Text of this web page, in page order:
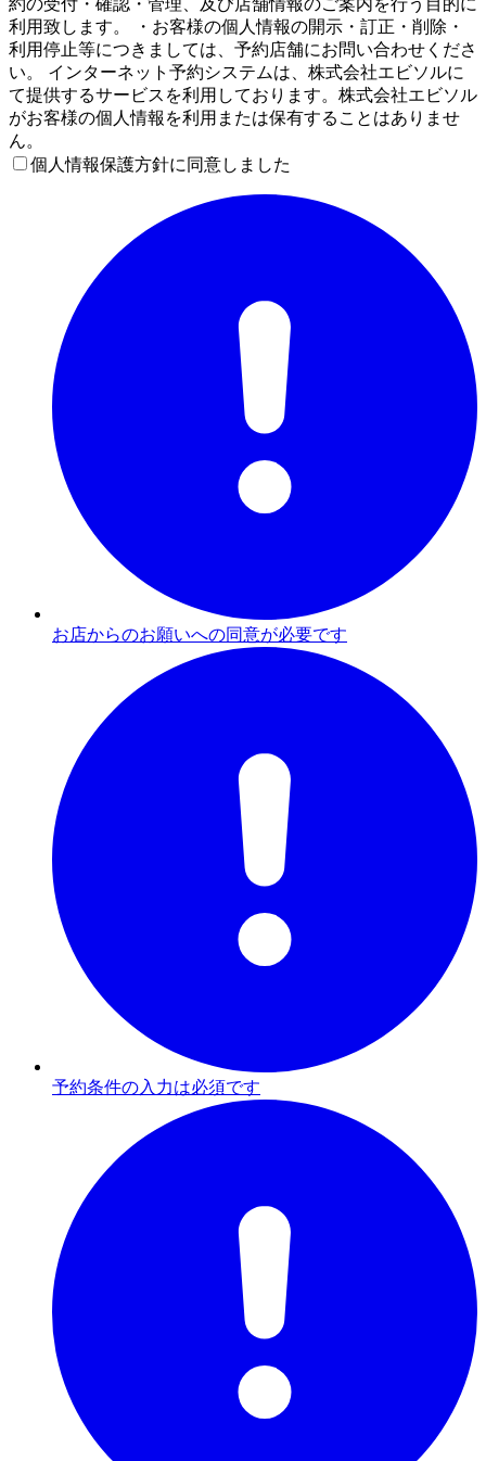
約の受付・確認・管理、及び店舗情報のご案内を行う目的に
利用致します。 ・お客様の個人情報の開示・訂正・削除・
利用停止等につきましては、予約店舗にお問い合わせくださ
い。 インターネット予約システムは、株式会社エビソルに
て提供するサービスを利用しております。株式会社エビソル
がお客様の個人情報を利用または保有することはありませ
ん。
個人情報保護方針に同意しました
お店からのお願いへの同意が必要です
予約条件の入力は必須です